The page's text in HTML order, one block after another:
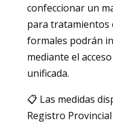
confeccionar un
para tratamientos
formales podrán
mediante el
unificada.
📋 Las medidas
Registro